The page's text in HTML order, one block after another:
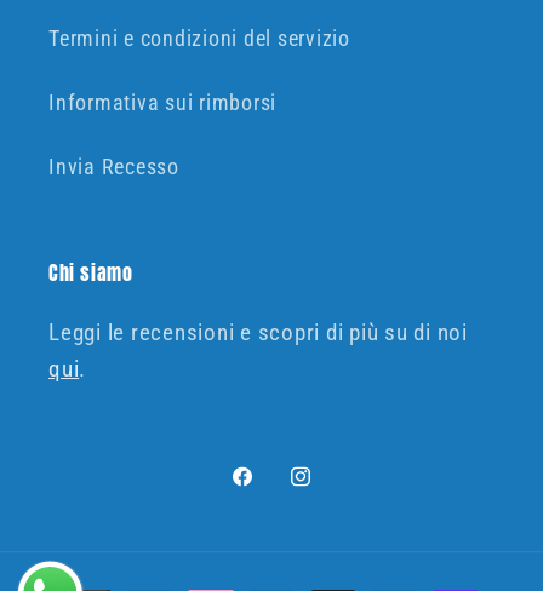
Termini e condizioni del servizio
Informativa sui rimborsi
Invia Recesso
Chi siamo
Leggi le recensioni e scopri di più su di noi
qui.
FacebookInstagram